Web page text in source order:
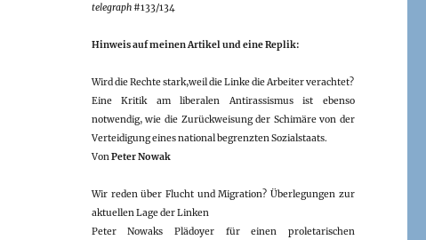
telegraph#133/134
Hinweis auf meinen Artikel und eine Replik:
Wird die Rechte stark,weil die Linke die Arbeiter verachtet?
Eine Kritik am liberalen Antirassismus ist ebenso
notwendig, wie die Zurückweisung der Schimäre von der
Verteidigung eines national begrenzten Sozialstaats.
VonPeter Nowak
Wir reden über Flucht und Migration? Überlegungen zur
aktuellen Lage der Linken
Peter Nowaks Plädoyer für einen proletarischen